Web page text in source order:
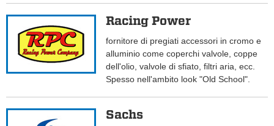
Racing Power
fornitore di pregiati accessori in cromo e
alluminio come coperchi valvole, coppe
dell'olio, valvole di sfiato, filtri aria, ecc.
Spesso nell'ambito look "Old School".
Sachs